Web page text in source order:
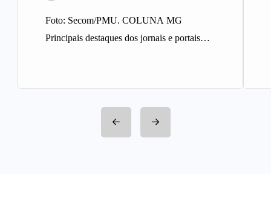
Foto: Secom/PMU. COLUNA MG
Principais destaques dos jornais e portais